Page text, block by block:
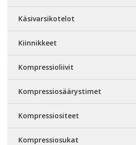
Käsivarsikotelot
Kiinnikkeet
Kompressioliivit
Kompressiosäärystimet
Kompressiositeet
Kompressiosukat